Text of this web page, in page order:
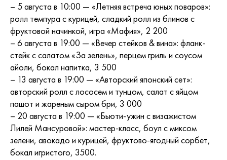
– 5 августа в 10:00 — «Летняя встреча юных поваров»:
ролл темпура с курицей, сладкий ролл из блинов с
фруктовой начинкой, игра «Мафия», 2 200
– 6 августа в 19:00 — «Вечер стейков & вина»: фланк-
стейк с салатом «За зелень», перцем гриль и соусом
айоли, бокал напитка, 3 500
– 13 августа в 19:00 — «Авторский японский сет»:
авторский ролл с лососем и тунцом, салат с яйцом
пашот и жареным сыром бри, 3 000
– 20 августа в 19:00 — «Бьюти-ужин с визажистом
Лилей Мансуровой»: мастер-класс, боул с миксом
зелени, авокадо и курицей, фруктово-ягодный сорбет,
бокал игристого, 3500.